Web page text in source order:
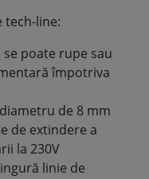
tech-line:
poate rupe sau
împotriva
de 8 mm
de extindere a
la 230V
linie de